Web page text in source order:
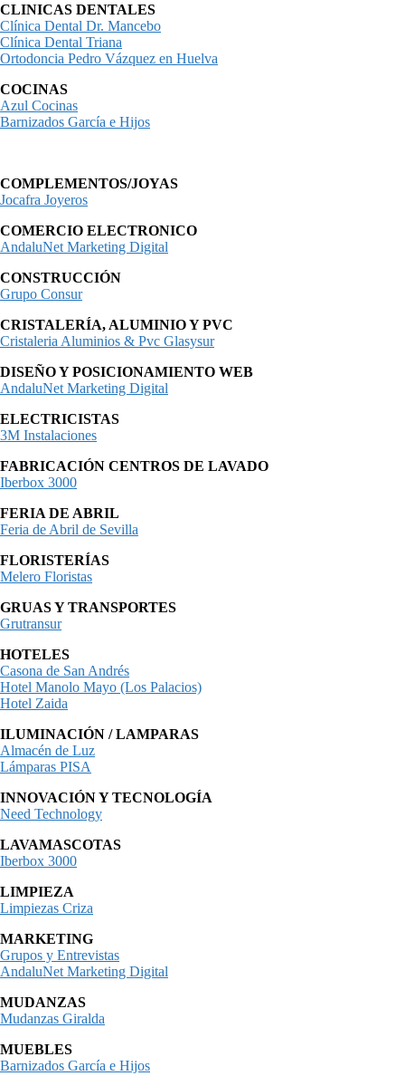
CLINICAS DENTALES
Clínica Dental Dr. Mancebo
Clínica Dental Triana
Ortodoncia Pedro Vázquez en Huelva
COCINAS
Azul Cocinas
Barnizados García e Hijos
COMPLEMENTOS/JOYAS
Jocafra Joyeros
COMERCIO ELECTRONICO
AndaluNet Marketing Digital
CONSTRUCCIÓN
Grupo Consur
CRISTALERÍA, ALUMINIO Y PVC
Cristaleria Aluminios & Pvc Glasysur
DISEÑO Y POSICIONAMIENTO WEB
AndaluNet Marketing Digital
ELECTRICISTAS
3M Instalaciones
FABRICACIÓN CENTROS DE LAVADO
Iberbox 3000
FERIA DE ABRIL
Feria de Abril de Sevilla
FLORISTERÍAS
Melero Floristas
GRUAS Y TRANSPORTES
Grutransur
HOTELES
Casona de San Andrés
Hotel Manolo Mayo (Los Palacios)
Hotel Zaida
ILUMINACIÓN / LAMPARAS
Almacén de Luz
Lámparas PISA
INNOVACIÓN Y TECNOLOGÍA
Need Technology
LAVAMASCOTAS
Iberbox 3000
LIMPIEZA
Limpiezas Criza
MARKETING
Grupos y Entrevistas
AndaluNet Marketing Digital
MUDANZAS
Mudanzas Giralda
MUEBLES
Barnizados García e Hijos